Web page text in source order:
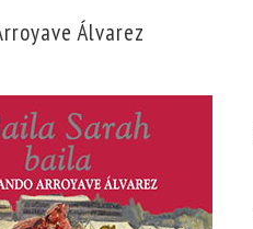
Álvarez